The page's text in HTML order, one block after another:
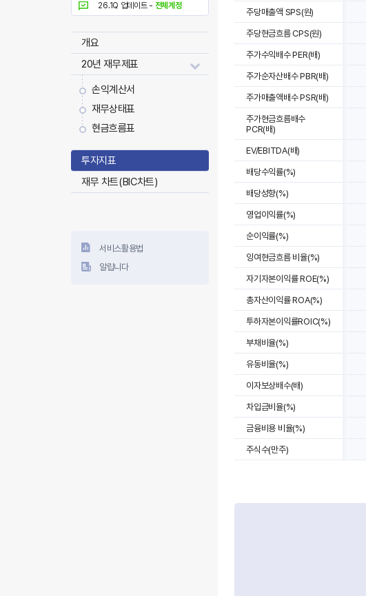
26.1Q 업데이트 - 전체계정
개요
20년 재무제표
손익계산서
재무상태표
현금흐름표
투자지표
재무 차트(BIC차트)
서비스활용법
알립니다
주당매출액 SPS(원)
주당현금흐름 CPS(원)
주가수익배수 PER(배)
주가순자산배수 PBR(배)
주가매출액배수 PSR(배)
주가현금흐름배수
PCR(배)
EV/EBITDA(배)
배당수익률(%)
배당성향(%)
영업이익률(%)
순이익률(%)
잉여현금흐름 비율(%)
자기자본이익률 ROE(%)
총자산이익률 ROA(%)
투하자본이익률ROIC(%)
부채비율(%)
유동비율(%)
이자보상배수(배)
차입금비율(%)
금융비용 비율(%)
주식수(만주)